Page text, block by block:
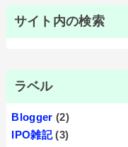
サイト内の検索
ラベル
Blogger (2)
IPO雑記 (3)